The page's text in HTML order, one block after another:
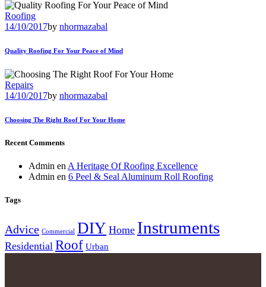
Roofing
14/10/2017by nhormazabal
Quality Roofing For Your Peace of Mind
Repairs
14/10/2017by nhormazabal
Choosing The Right Roof For Your Home
Recent Comments
Admin en A Heritage Of Roofing Excellence
Admin en 6 Peel & Seal Aluminum Roll Roofing
Tags
Advice Commercial DIY Home Instruments
Residential Roof Urban